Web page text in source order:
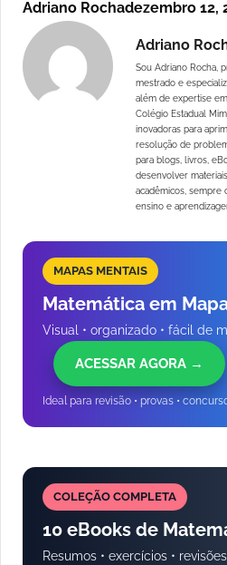
Adriano Rochadezembro 12,
Adriano
Sou Adriano Rocha,
mestrado e
além de expertise
Colégio Estadual
inovadoras para
resolução de
para blogs, livros,
desenvolver
acadêmicos, sempre
ensino e
MAPAS MENTAIS
Matemática em
Visual • organizado • fácil de
ACESSAR AGORA →
Ideal para revisão • provas •
COLEÇÃO COMPLETA
10 eBooks de
Resumos • exercícios •